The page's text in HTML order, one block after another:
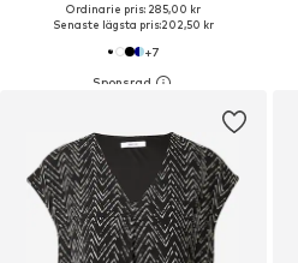
Ordinarie pris: 285,00 kr
Senaste lägsta pris:202,50 kr
+7